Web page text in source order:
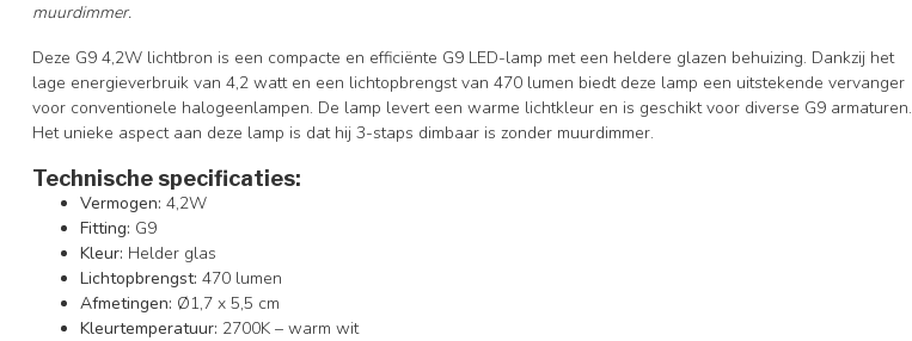
muurdimmer.
Deze G9 4,2W lichtbron is een compacte en efficiënte G9 LED-lamp met een heldere glazen behuizing. Dankzij het
lage energieverbruik van 4,2 watt en een lichtopbrengst van 470 lumen biedt deze lamp een uitstekende vervanger
voor conventionele halogeenlampen. De lamp levert een warme lichtkleur en is geschikt voor diverse G9 armaturen.
Het unieke aspect aan deze lamp is dat hij 3-staps dimbaar is zonder muurdimmer.
Technische specificaties:
Vermogen: 4,2W
Fitting: G9
Kleur: Helder glas
Lichtopbrengst: 470 lumen
Afmetingen: Ø1,7 x 5,5 cm
Kleurtemperatuur: 2700K – warm wit